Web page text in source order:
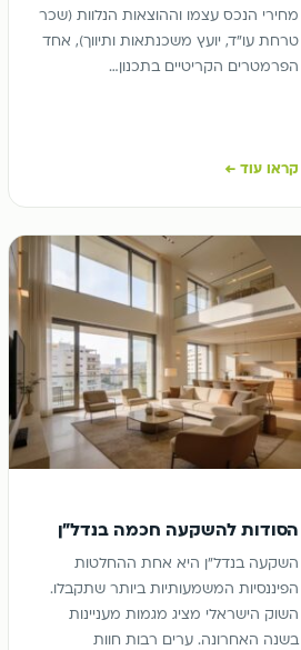
מחירי הנכס עצמו וההוצאות הנלוות (שכר
טרחת עו"ד, יועץ משכנתאות ותיווך), אחד
הפרמטרים הקריטיים בתכנון…
קראו עוד ←
הסודות להשקעה חכמה בנדל"ן
השקעה בנדל"ן היא אחת ההחלטות
הפיננסיות המשמעותיות ביותר שתקבלו.
השוק הישראלי מציג מגמות מעניינות
בשנה האחרונה. ערים רבות חוות